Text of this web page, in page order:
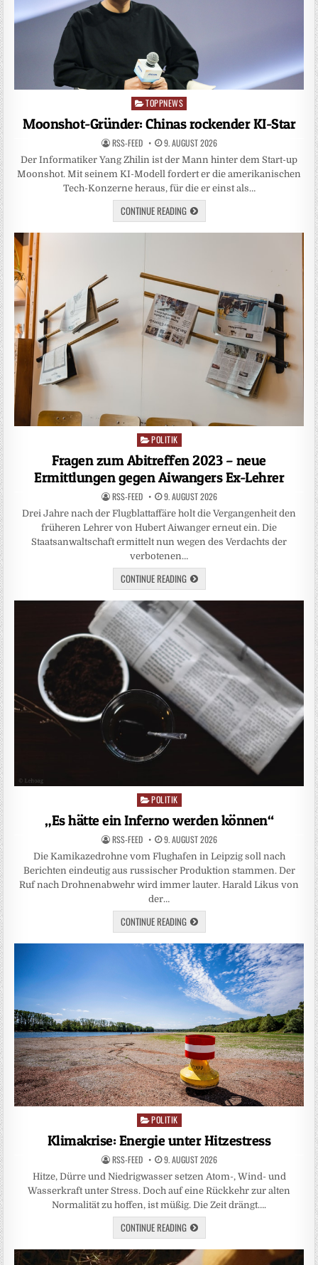
Posted
TOPPNEWS
Moonshot-Gründer: Chinas rockender KI-Star
RSS-FEED 9. AUGUST 2026
Der Informatiker Yang Zhilin ist der Mann hinter dem Start-up
Moonshot. Mit seinem KI-Modell fordert er die amerikanischen
Tech-Konzerne heraus, für die er einst als…
CONTINUE READING
Posted
in
POLITIK
Fragen zum Abitreffen 2023 – neue
Ermittlungen gegen Aiwangers Ex-Lehrer
RSS-FEED 9. AUGUST 2026
Drei Jahre nach der Flugblattaffäre holt die Vergangenheit den
früheren Lehrer von Hubert Aiwanger erneut ein. Die
Staatsanwaltschaft ermittelt nun wegen des Verdachts der
verbotenen…
CONTINUE READING
Posted
in
POLITIK
„Es hätte ein Inferno werden können“
RSS-FEED 9. AUGUST 2026
Die Kamikazedrohne vom Flughafen in Leipzig soll nach
Berichten eindeutig aus russischer Produktion stammen. Der
Ruf nach Drohnenabwehr wird immer lauter. Harald Likus von
der…
CONTINUE READING
Posted
POLITIK
Klimakrise: Energie unter Hitzestress
RSS-FEED 9. AUGUST 2026
Hitze, Dürre und Niedrigwasser setzen Atom-, Wind- und
Wasserkraft unter Stress. Doch auf eine Rückkehr zur alten
Normalität zu hoffen, ist müßig. Die Zeit drängt….
CONTINUE READING